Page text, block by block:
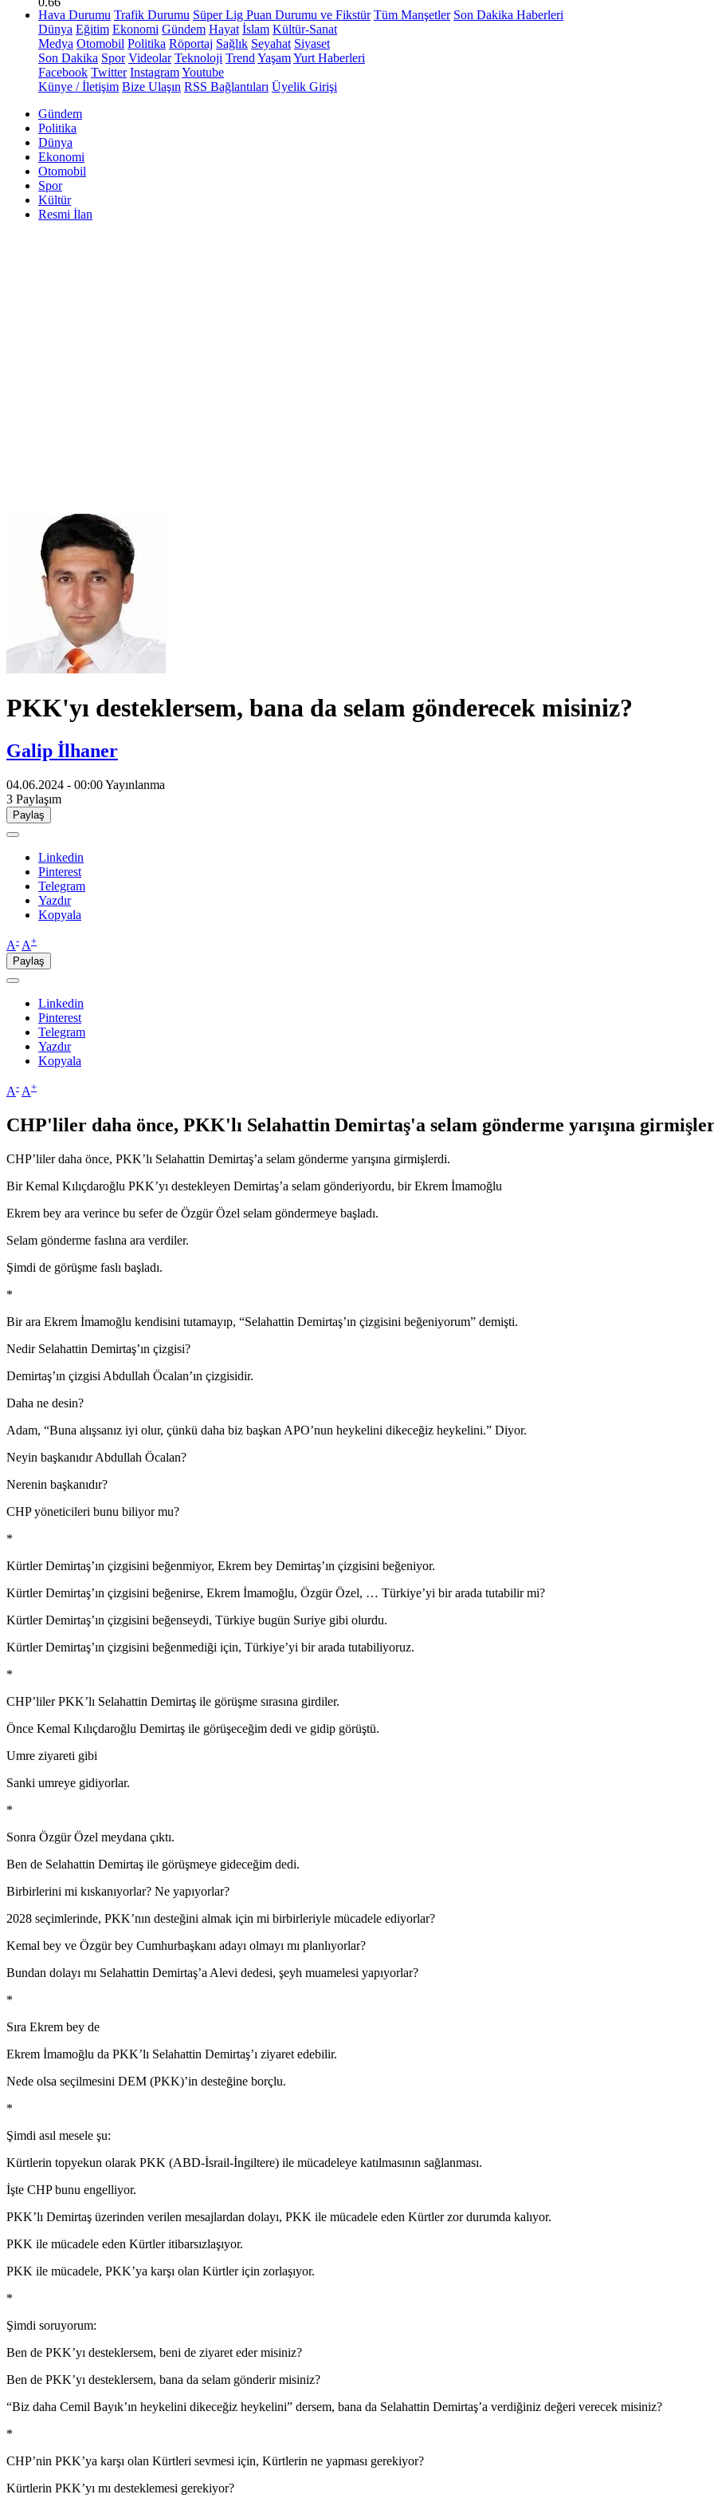
Hava Durumu Trafik Durumu Süper Lig Puan Durumu ve Fikstür Tüm Manşetler Son Dakika Haberleri
Dünya Eğitim Ekonomi Gündem Hayat İslam Kültür-Sanat
Medya Otomobil Politika Röportaj Sağlık Seyahat Siyaset
Son Dakika Spor Videolar Teknoloji Trend YaşamYurt Haberleri
Facebook Twitter InstagramYoutube
Künye / İletişim Bize Ulaşın RSS Bağlantıları Üyelik Girişi
Gündem
Politika
Dünya
Ekonomi
Otomobil
Spor
Kültür
Resmi İlan
​PKK'yı desteklersem, bana da selam gönderecek misiniz?
Galip İlhaner
04.06.2024 - 00:00Yayınlanma
3 Paylaşım
Paylaş
Linkedin
Pinterest
Telegram
Yazdır
Kopyala
A- A+
Paylaş
Linkedin
Pinterest
Telegram
Yazdır
Kopyala
A- A+
CHP'liler daha önce, PKK'lı Selahattin Demirtaş'a selam gönderme yarışına
CHP’liler daha önce, PKK’lı Selahattin Demirtaş’a selam gönderme yarışına girmişlerdi.
Bir Kemal Kılıçdaroğlu PKK’yı destekleyen Demirtaş’a selam gönderiyordu, bir Ekrem İmamoğlu
Ekrem bey ara verince bu sefer de Özgür Özel selam göndermeye başladı.
Selam gönderme faslına ara verdiler.
Şimdi de görüşme faslı başladı.
*
Bir ara Ekrem İmamoğlu kendisini tutamayıp, “Selahattin Demirtaş’ın çizgisini beğeniyorum” demişti.
Nedir Selahattin Demirtaş’ın çizgisi?
Demirtaş’ın çizgisi Abdullah Öcalan’ın çizgisidir.
Daha ne desin?
Adam, “Buna alışsanız iyi olur, çünkü daha biz başkan APO’nun heykelini dikeceğiz heykelini.” Diyor.
Neyin başkanıdır Abdullah Öcalan?
Nerenin başkanıdır?
CHP yöneticileri bunu biliyor mu?
*
Kürtler Demirtaş’ın çizgisini beğenmiyor, Ekrem bey Demirtaş’ın çizgisini beğeniyor.
Kürtler Demirtaş’ın çizgisini beğenirse, Ekrem İmamoğlu, Özgür Özel, … Türkiye’yi bir arada tutabilir mi?
Kürtler Demirtaş’ın çizgisini beğenseydi, Türkiye bugün Suriye gibi olurdu.
Kürtler Demirtaş’ın çizgisini beğenmediği için, Türkiye’yi bir arada tutabiliyoruz.
*
CHP’liler PKK’lı Selahattin Demirtaş ile görüşme sırasına girdiler.
Önce Kemal Kılıçdaroğlu Demirtaş ile görüşeceğim dedi ve gidip görüştü.
Umre ziyareti gibi
Sanki umreye gidiyorlar.
*
Sonra Özgür Özel meydana çıktı.
Ben de Selahattin Demirtaş ile görüşmeye gideceğim dedi.
Birbirlerini mi kıskanıyorlar? Ne yapıyorlar?
2028 seçimlerinde, PKK’nın desteğini almak için mi birbirleriyle mücadele ediyorlar?
Kemal bey ve Özgür bey Cumhurbaşkanı adayı olmayı mı planlıyorlar?
Bundan dolayı mı Selahattin Demirtaş’a Alevi dedesi, şeyh muamelesi yapıyorlar?
*
Sıra Ekrem bey de
Ekrem İmamoğlu da PKK’lı Selahattin Demirtaş’ı ziyaret edebilir.
Nede olsa seçilmesini DEM (PKK)’in desteğine borçlu.
*
Şimdi asıl mesele şu:
Kürtlerin topyekun olarak PKK (ABD-İsrail-İngiltere) ile mücadeleye katılmasının sağlanması.
İşte CHP bunu engelliyor.
PKK’lı Demirtaş üzerinden verilen mesajlardan dolayı, PKK ile mücadele eden Kürtler zor durumda kalıyor.
PKK ile mücadele eden Kürtler itibarsızlaşıyor.
PKK ile mücadele, PKK’ya karşı olan Kürtler için zorlaşıyor.
*
Şimdi soruyorum:
Ben de PKK’yı desteklersem, beni de ziyaret eder misiniz?
Ben de PKK’yı desteklersem, bana da selam gönderir misiniz?
“Biz daha Cemil Bayık’ın heykelini dikeceğiz heykelini” dersem, bana da Selahattin Demirtaş’a verdiğiniz değeri verecek misiniz?
*
CHP’nin PKK’ya karşı olan Kürtleri sevmesi için, Kürtlerin ne yapması gerekiyor?
Kürtlerin PKK’yı mı desteklemesi gerekiyor?